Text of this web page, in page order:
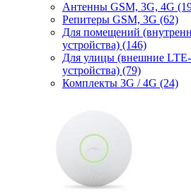
Антенны GSM, 3G, 4G
Репитеры GSM, 3G (62)
Для помещений
устройства) (146)
Для улицы (внешние
устройства) (79)
Комплекты 3G / 4G (24)